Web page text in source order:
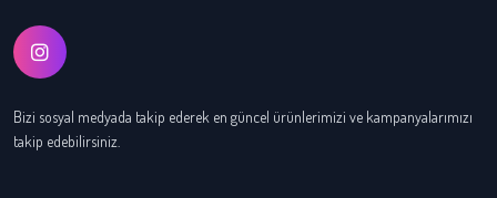
Bizi sosyal medyada takip ederek en güncel ürünlerimizi ve kampanyalarımızı
takip edebilirsiniz.